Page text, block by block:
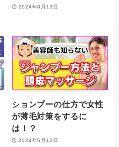
2024年8月13日
ションプーの仕方で女性
が薄毛対策をするに
は！？
2024年5月12日